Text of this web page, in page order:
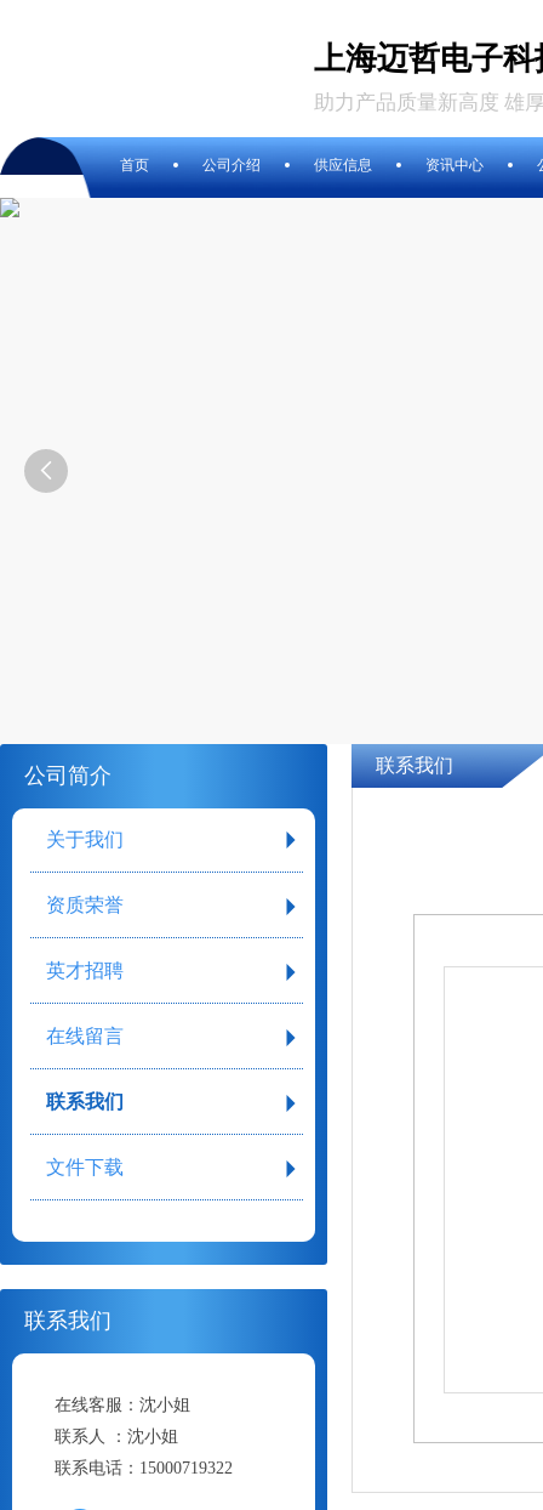
上海迈哲电子
助力产品质量新高度 雄
首页 公司介绍 供应信息 资讯中心

公司简介
关于我们
资质荣誉
英才招聘
在线留言
联系我们
文件下载
联系我们
在线客服：沈小姐
联系人 ：沈小姐
联系电话： 15000719322
联系我们